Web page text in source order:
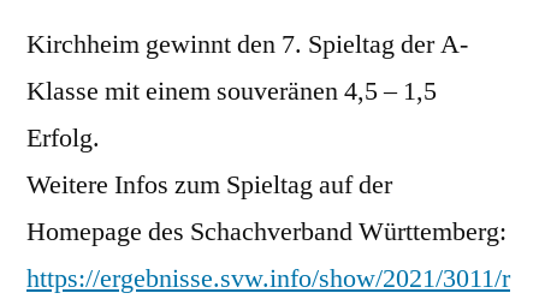
Kirchheim gewinnt den 7. Spieltag der A-
Klasse mit einem souveränen 4,5 – 1,5
Erfolg.
Weitere Infos zum Spieltag auf der
Homepage des Schachverband Württemberg:
https://ergebnisse.svw.info/show/2021/3011/r